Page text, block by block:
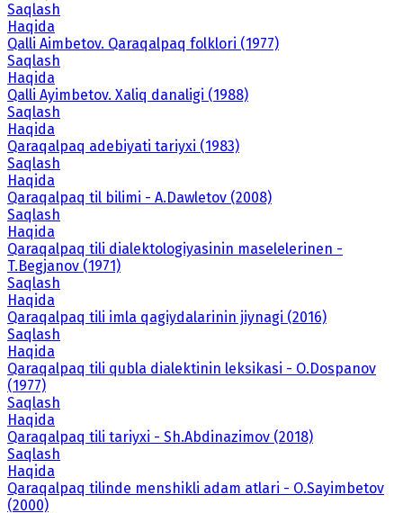
Saqlash
Haqida
Qalli Aimbetov. Qaraqalpaq folklori (1977)
Saqlash
Haqida
Qalli Ayimbetov. Xaliq danaligi (1988)
Saqlash
Haqida
Qaraqalpaq adebiyati tariyxi (1983)
Saqlash
Haqida
Qaraqalpaq til bilimi - A.Dawletov (2008)
Saqlash
Haqida
Qaraqalpaq tili dialektologiyasinin maselelerinen -
T.Begjanov (1971)
Saqlash
Haqida
Qaraqalpaq tili imla qagiydalarinin jiynagi (2016)
Saqlash
Haqida
Qaraqalpaq tili qubla dialektinin leksikasi - O.Dospanov
(1977)
Saqlash
Haqida
Qaraqalpaq tili tariyxi - Sh.Abdinazimov (2018)
Saqlash
Haqida
Qaraqalpaq tilinde menshikli adam atlari - O.Sayimbetov
(2000)